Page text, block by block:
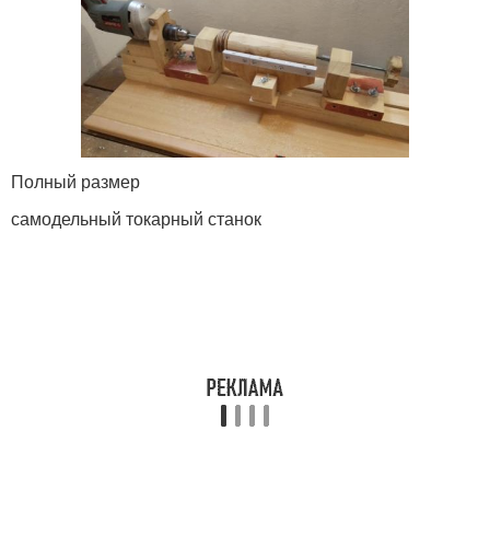
Полный размер
самодельный токарный станок